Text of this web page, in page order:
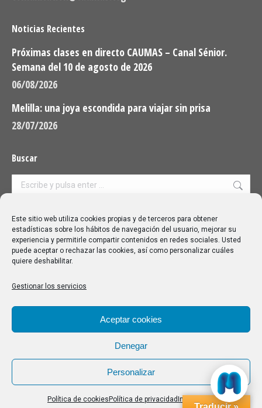
Este sitio web utiliza cookies propias y de terceros para obtener
estadísticas sobre los hábitos de navegación del usuario, mejorar su
experiencia y permitirle compartir contenidos en redes sociales. Usted
puede aceptar o rechazar las cookies, así como personalizar cuáles
quiere deshabilitar.
Gestionar los servicios
Aceptar cookies
Denegar
Personalizar
Política de cookies Política de privacidad Impressum
Noticias Recientes
Próximas clases en directo CAUMAS – Canal Sénior.
Semana del 10 de agosto de 2026
06/08/2026
Melilla: una joya escondida para viajar sin prisa
28/07/2026
Buscar
Buscar:
Aviso Legal|Política de privacidad|Política de cookies